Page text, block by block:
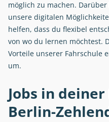
möglich zu machen.
unsere digitalen
helfen, dass du flexibel
von wo du lernen möchtest.
Vorteile unserer Fahrschule
um.
Jobs in
Berlin-